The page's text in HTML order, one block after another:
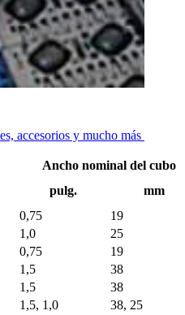
accesorios y mucho más
Ancho nominal del cubo
pulg. mm
0,75 19
1,0 25
0,75 19
1,5 38
1,5 38
1,5, 1,0 38, 25